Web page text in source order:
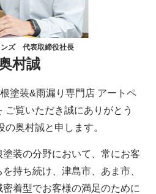
ンズ 代表取締役社長
村誠
塗装&雨漏り専門店 アートペ
ご覧いただき誠にありがとう
奥村誠と申します。
装の分野において、常にお客
持ち続け、津島市、あま市、
着型でお客様の満足のために